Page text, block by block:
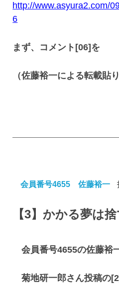
http://www.asyura2.com/
6
まず、コメント[06]を
（佐藤裕一による転載貼
会員番号4655 佐藤裕一
【3】 かかる夢は
会員番号4655の佐藤裕
菊地研一郎さん投稿の